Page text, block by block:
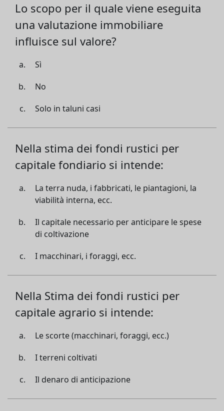
Lo scopo per il quale viene eseguita
una valutazione immobiliare
influisce sul valore?
Sì
No
Solo in taluni casi
Nella stima dei fondi rustici per
capitale fondiario si intende:
La terra nuda, i fabbricati, le piantagioni, la
viabilità interna, ecc.
Il capitale necessario per anticipare le spese
di coltivazione
I macchinari, i foraggi, ecc.
Nella Stima dei fondi rustici per
capitale agrario si intende:
Le scorte (macchinari, foraggi, ecc.)
I terreni coltivati
Il denaro di anticipazione